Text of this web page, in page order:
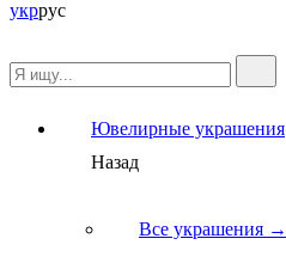
укррус
Ювелирные украшения
Назад
Все украшения →